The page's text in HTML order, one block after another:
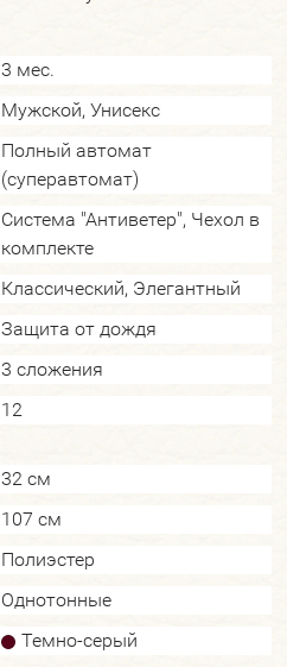
3 мес.
Мужской, Унисекс
Полный автомат
(суперавтомат)
Система "Антиветер", Чехол в
комплекте
Классический, Элегантный
Защита от дождя
3 сложения
12
32 см
107 см
Полиэстер
Однотонные
Темно-серый